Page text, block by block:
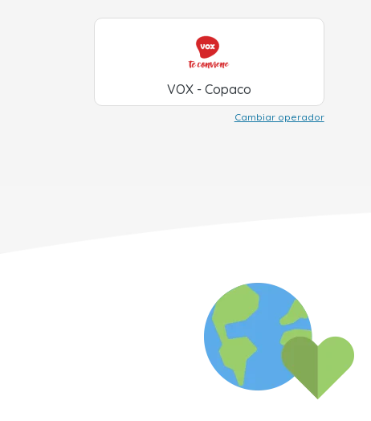
VOX - Copaco
Cambiar operador